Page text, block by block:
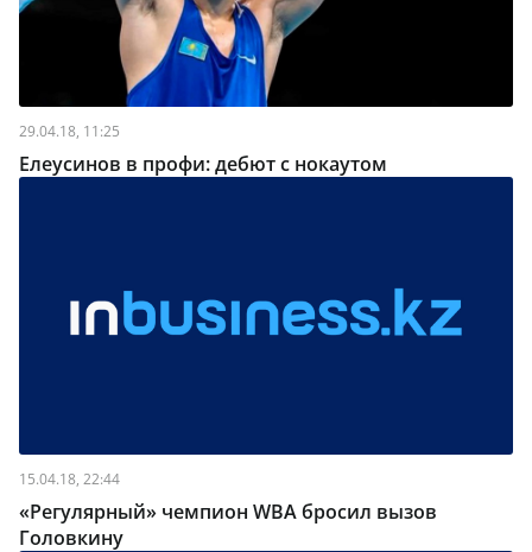
29.04.18, 11:25
Елеусинов в профи: дебют с нокаутом
15.04.18, 22:44
«Регулярный» чемпион WBA бросил вызов
Головкину